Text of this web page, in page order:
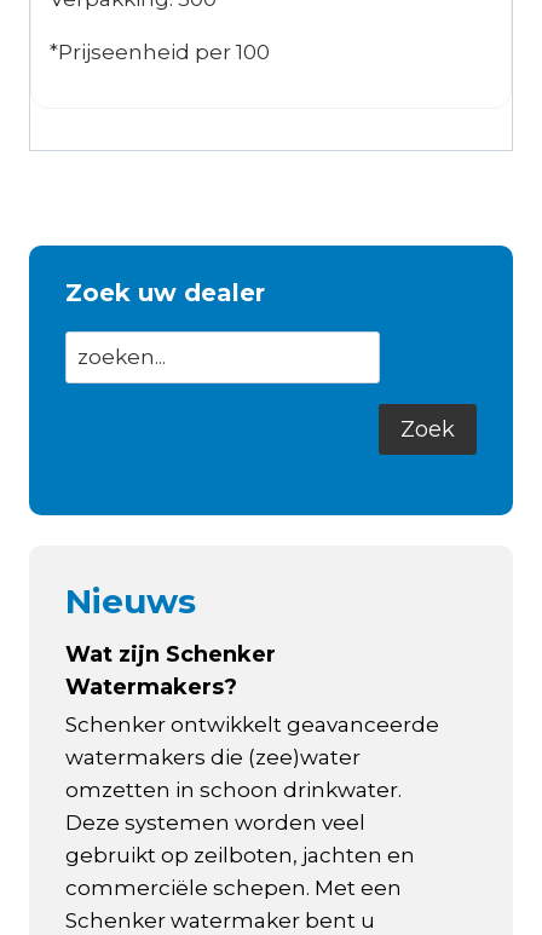
*Prijseenheid per 100
Zoek uw dealer
Nieuws
Wat zijn Schenker
Watermakers?
Schenker ontwikkelt geavanceerde
watermakers die (zee)water
omzetten in schoon drinkwater.
Deze systemen worden veel
gebruikt op zeilboten, jachten en
commerciële schepen. Met een
Schenker watermaker bent u